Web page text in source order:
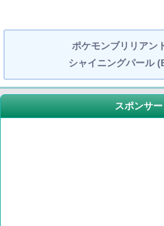
ポケモンブリリアン
シャイニングパール
スポンサ